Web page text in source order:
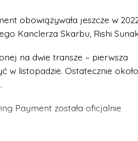
obowiązywała jeszcze w
Kanclerza Skarbu, Rishi
na dwie transze – pierwsza
w listopadzie. Ostatecznie
Payment została oficjalnie